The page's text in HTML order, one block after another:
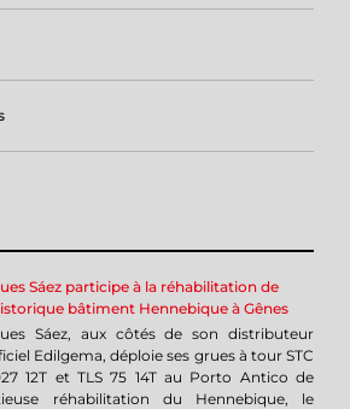
Sáez participe à la réhabilitation de
bâtiment Hennebique à Gênes
Sáez, aux côtés de son distributeur
Edilgema, déploie ses grues à tour STC
12T et TLS 75 14T au Porto Antico de
réhabilitation du Hennebique, le